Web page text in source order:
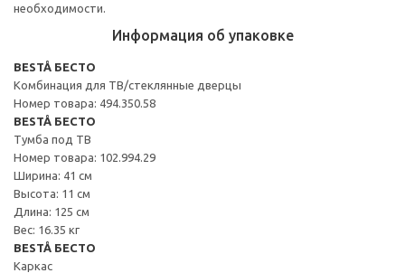
необходимости.
Информация об упаковке
BESTÅ БЕСТО
Комбинация для ТВ/стеклянные дверцы
Номер товара: 494.350.58
BESTÅ БЕСТО
Тумба под ТВ
Номер товара: 102.994.29
Ширина: 41 см
Высота: 11 см
Длина: 125 см
Вес: 16.35 кг
BESTÅ БЕСТО
Каркас